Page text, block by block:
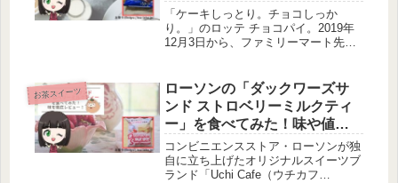
でレビュー！
「ケーキしっとり。チョコしっか
り。」のロッテ チョコパイ。2019年
12月3日から、ファミリーマート先行
す。今回は新商品の味や値段をレビュ
ーしていきます。チョコパイとはロ
ッ...
お茶スイーツ
ローソンの「ダックワーズサ
ンド ストロベリーミルクティ
ー」を食べてみた！味や値段
などを写真付きでレビュー！
コンビニエンスストア・ローソンが独
自に立ち上げたオリジナルスイーツブ
ランド「Uchi Cafe（ウチカフ